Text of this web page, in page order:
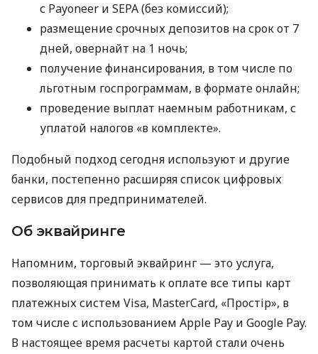
с Payoneer и SEPA (без комиссий);
размещение срочных депозитов на срок от 7
дней, овернайт на 1 ночь;
получение финансирования, в том числе по
льготным госпрограммам, в формате онлайн;
проведение выплат наемным работникам, с
уплатой налогов «в комплекте».
Подобный подход сегодня используют и другие
банки, постепенно расширяя список цифровых
сервисов для предпринимателей.
Об эквайринге
Напомним, торговый эквайринг — это услуга,
позволяющая принимать к оплате все типы карт
платежных систем Visa, MasterCard, «Простір», в
том числе с использованием Apple Pay и Google Pay.
В настоящее время расчеты картой стали очень